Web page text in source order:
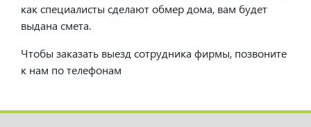
как специалисты сделают обмер дома, вам будет
выдана смета.
Чтобы заказать выезд сотрудника фирмы, позвоните
к нам по телефонам